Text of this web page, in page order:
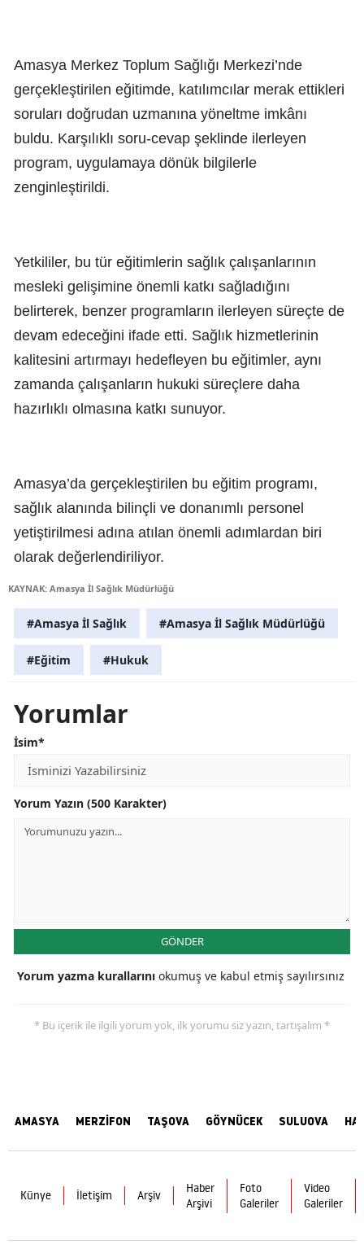
Amasya Merkez Toplum Sağlığı Merkezi’nde
gerçekleştirilen eğitimde, katılımcılar merak ettikleri
soruları doğrudan uzmanına yöneltme imkânı
buldu. Karşılıklı soru-cevap şeklinde ilerleyen
program, uygulamaya dönük bilgilerle
zenginleştirildi.
Yetkililer, bu tür eğitimlerin sağlık çalışanlarının
mesleki gelişimine önemli katkı sağladığını
belirterek, benzer programların ilerleyen süreçte de
devam edeceğini ifade etti. Sağlık hizmetlerinin
kalitesini artırmayı hedefleyen bu eğitimler, aynı
zamanda çalışanların hukuki süreçlere daha
hazırlıklı olmasına katkı sunuyor.
Amasya’da gerçekleştirilen bu eğitim programı,
sağlık alanında bilinçli ve donanımlı personel
yetiştirilmesi adına atılan önemli adımlardan biri
olarak değerlendiriliyor.
KAYNAK: Amasya İl Sağlık Müdürlüğü
#Amasya İl Sağlık #Amasya İl Sağlık Müdürlüğü
#Eğitim #Hukuk
Yorumlar
İsim*
Yorum Yazın (500 Karakter)
GÖNDER
Yorum yazma kurallarını okumuş ve kabul etmiş sayılırsınız
* Bu içerik ile ilgili yorum yok, ilk yorumu siz yazın, tartışalım *
AMASYA MERZİFON TAŞOVA GÖYNÜCEK SULUOVA
Künye İletişim Arşiv
Haber
Arşivi
Foto
Galeriler
Video
Galeriler